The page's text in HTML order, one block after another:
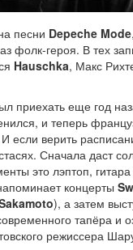
песни Depeche Mode
фолк-героя. В тех
Hauschka, Макс
приехать еще год
и теперь
если верить
Сначала даст
это лэптоп,
концерты
), а затем
тапёра и
режиссера